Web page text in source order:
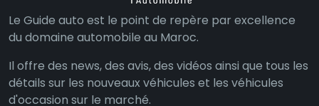
Le Guide auto est le point de repère par excellence
du domaine automobile au Maroc.
Il offre des news, des avis, des vidéos ainsi que tous les
détails sur les nouveaux véhicules et les véhicules
d'occasion sur le marché.